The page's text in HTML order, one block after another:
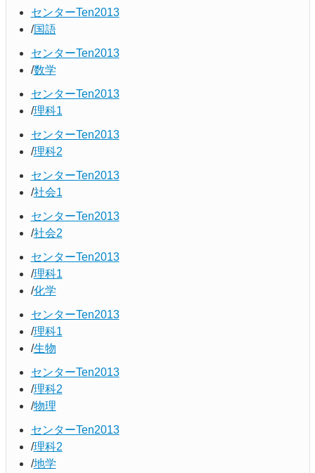
センターTen2013
国語
センターTen2013
数学
センターTen2013
理科1
センターTen2013
理科2
センターTen2013
社会1
センターTen2013
社会2
センターTen2013
理科1
化学
センターTen2013
理科1
生物
センターTen2013
理科2
物理
センターTen2013
理科2
地学